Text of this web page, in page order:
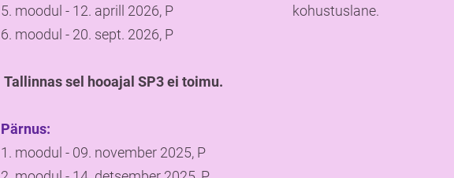
5. moodul - 12. aprill 2026, P
6. moodul - 20. sept. 2026, P
Tallinnas sel hooajal SP3 ei toimu.
Pärnus:
1. moodul - 09. november 2025, P
kohustuslane.